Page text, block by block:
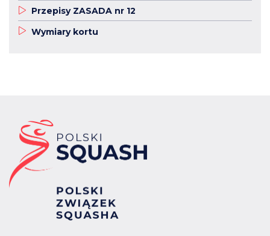
Przepisy ZASADA nr 12
Wymiary kortu